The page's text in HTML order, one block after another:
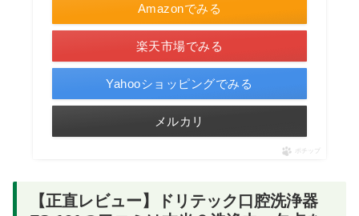
Amazonでみる
楽天市場でみる
Yahooショッピングでみる
メルカリ
ポチップ
【正直レビュー】ドリテック口腔洗浄器